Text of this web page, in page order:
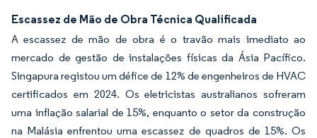
Escassez de Mão de Obra Técnica Qualificada
A escassez de mão de obra é o travão mais imediato ao
mercado de gestão de instalações físicas da Ásia Pacífico.
Singapura registou um défice de 12% de engenheiros de HVAC
certificados em 2024. Os eletricistas australianos sofreram
uma inflação salarial de 15%, enquanto o setor da construção
na Malásia enfrentou uma escassez de quadros de 15%. Os